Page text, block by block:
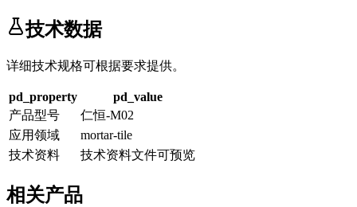
技术数据
详细技术规格可根据要求提供。
pd_property
pd_value
产品型号
仁恒-M02
应用领域
mortar-tile
技术资料
技术资料文件可预览
相关产品